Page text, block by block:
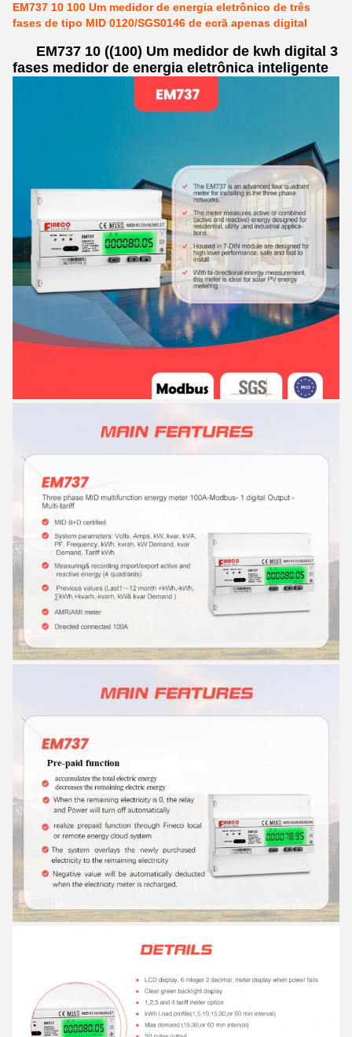
EM737 10 100 Um medidor de energia eletrônico de três
fases de tipo MID 0120/SGS0146 de ecrã apenas digital
EM737 10 ((100) Um medidor de kwh digital 3
fases medidor de energia eletrônica inteligente